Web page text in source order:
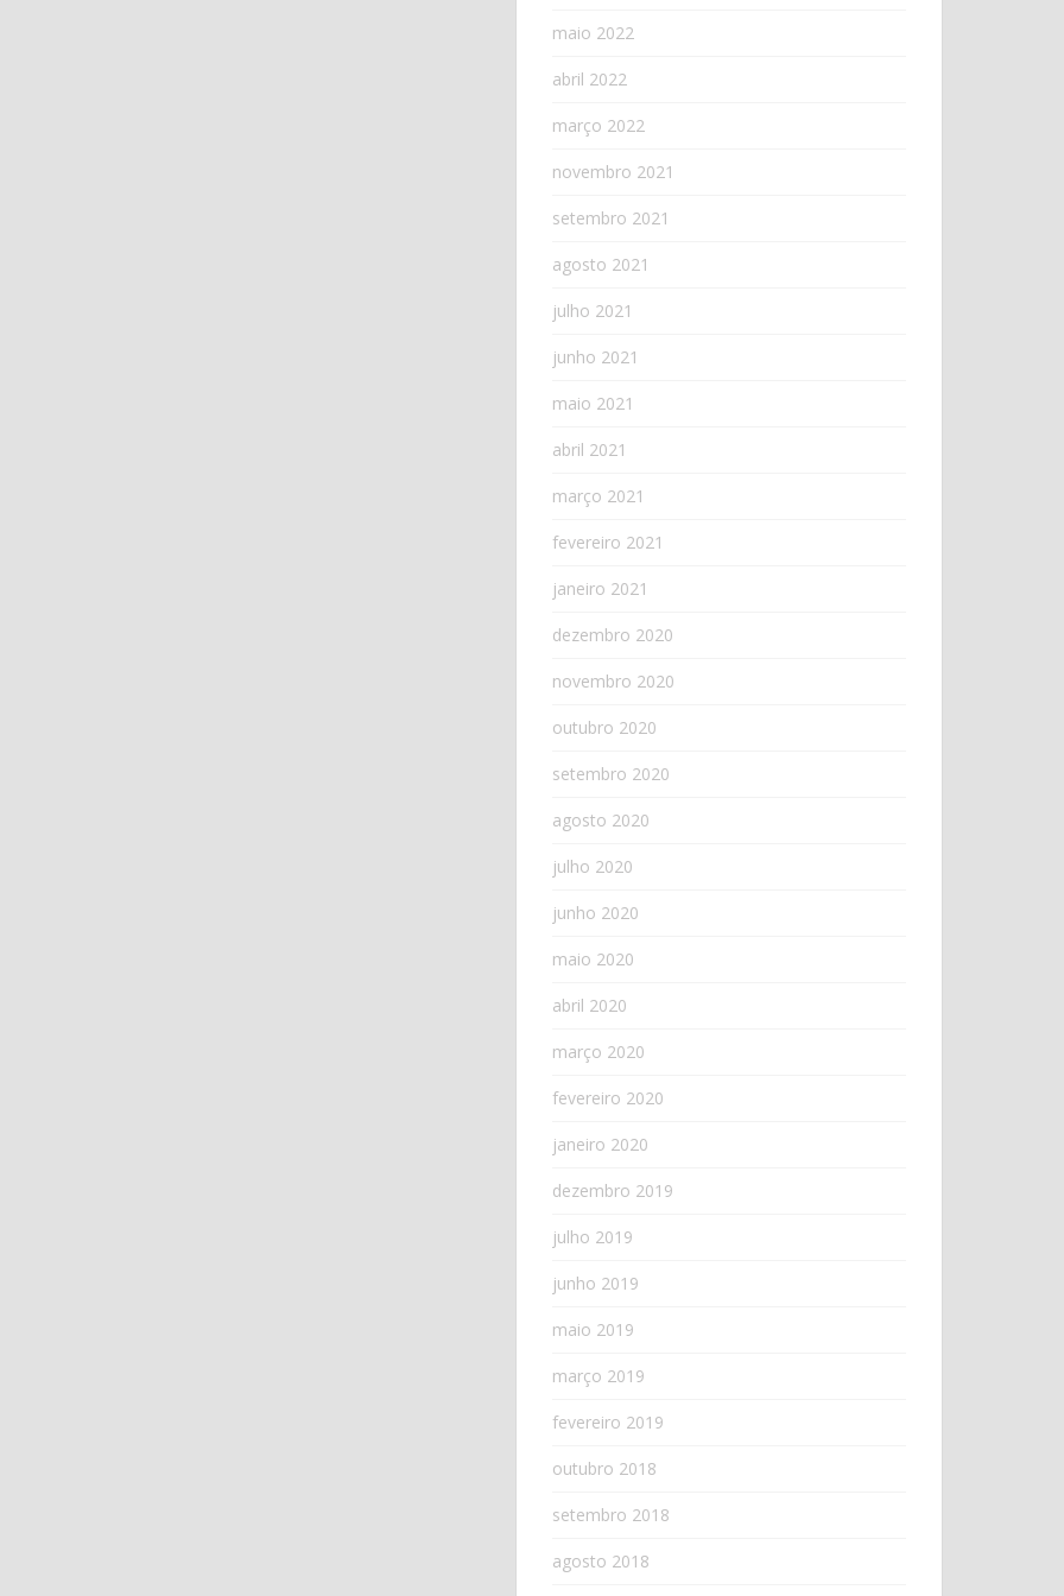
maio 2022
abril 2022
março 2022
novembro 2021
setembro 2021
agosto 2021
julho 2021
junho 2021
maio 2021
abril 2021
março 2021
fevereiro 2021
janeiro 2021
dezembro 2020
novembro 2020
outubro 2020
setembro 2020
agosto 2020
julho 2020
junho 2020
maio 2020
abril 2020
março 2020
fevereiro 2020
janeiro 2020
dezembro 2019
julho 2019
junho 2019
maio 2019
março 2019
fevereiro 2019
outubro 2018
setembro 2018
agosto 2018